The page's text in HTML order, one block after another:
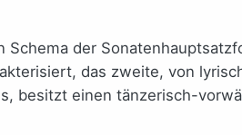
der
das zweite, von
besitzt einen tänzerisch-